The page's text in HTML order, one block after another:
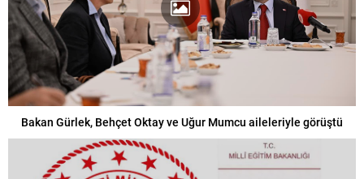
Bakan Gürlek, Behçet Oktay ve Uğur Mumcu aileleriyle görüştü